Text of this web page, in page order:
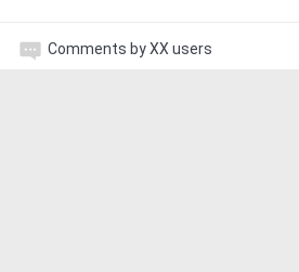
Comments by XX users